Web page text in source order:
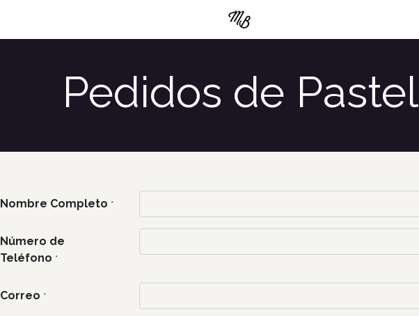
Pedidos de Pastel
Nombre Completo *
Número de
Teléfono *
Correo *